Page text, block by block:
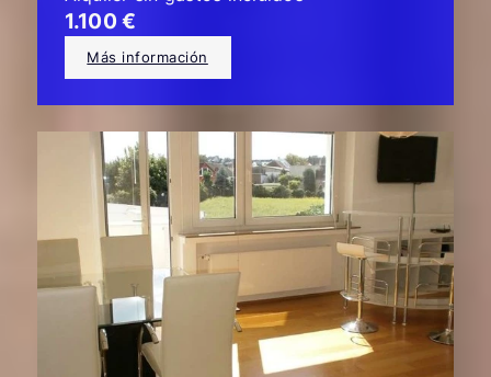
1.100 €
Más información